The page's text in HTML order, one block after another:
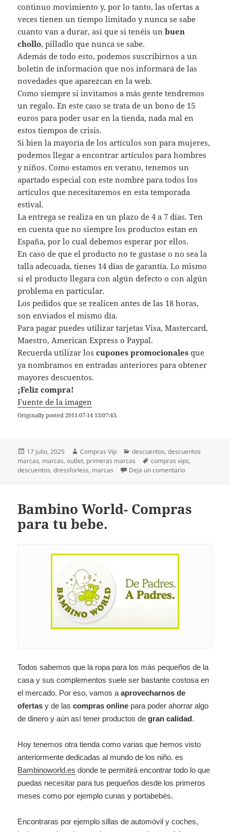
continuo movimiento y, por lo tanto, las ofertas a
veces tienen un tiempo limitado y nunca se sabe
cuanto van a durar, así que si tenéis unbuen
chollo, pilladlo que nunca se sabe.
Además de todo esto, podemos suscribirnos a un
boletín de información que nos informará de las
novedades que aparezcan en la web.
Como siempre si invitamos a más gente tendremos
un regalo. En este caso se trata de un bono de 15
euros para poder usar en la tienda, nada mal en
estos tiempos de crisis.
Si bien la mayoría de los artículos son para mujeres,
podemos llegar a encontrar artículos para hombres
y niños. Como estamos en verano, tenemos un
apartado especial con este nombre para todos los
artículos que necesitaremos en esta temporada
estival.
La entrega se realiza en un plazo de 4 a 7 días. Ten
en cuenta que no siempre los productos estan en
España, por lo cual debemos esperar por ellos.
En caso de que el producto no te gustase o no sea la
talla adecuada, tienes 14 días de garantía. Lo mismo
si el producto llegara con algún defecto o con algún
problema en particular.
Los pedidos que se realicen antes de las 18 horas,
son enviados el mismo día.
Para pagar puedes utilizar tarjetas Visa, Mastercard,
Maestro, American Express o Paypal.
Recuerda utilizar loscupones promocionales que
ya nombramos en entradas anteriores para obtener
mayores descuentos.
¡Feliz compra!
Fuente de la imagen
Originally posted 2011-07-14 13:07:43.
Publicado
el
17 julio, 2025 Autor
Compras Vip Categorías
descuentos,descuentos
marcas, marcas,outlet, primeras marcas Etiquetas
compras vips,
descuentos,dressforless, marcas Deja un comentarioen
Bambino World- Compras
para tu bebe.
Todos sabemos que la ropa para los más pequeños de la
casa y sus complementos suele ser bastante costosa en
el mercado. Por eso, vamos aaprovecharnos de
ofertas y de lascompras online para poder ahorrar algo
de dinero y aún así tener productos degran calidad.
Hoy tenemos otra tienda como varias que hemos visto
anteriormente dedicadas al mundo de los niño. es
Bambinoworld.es donde te permitirá encontrar todo lo que
puedas necesitar para tus pequeños desde los primeros
meses como por ejemplo cunas y portabebés.
Encontraras por ejemplo sillas de automóvil y coches,